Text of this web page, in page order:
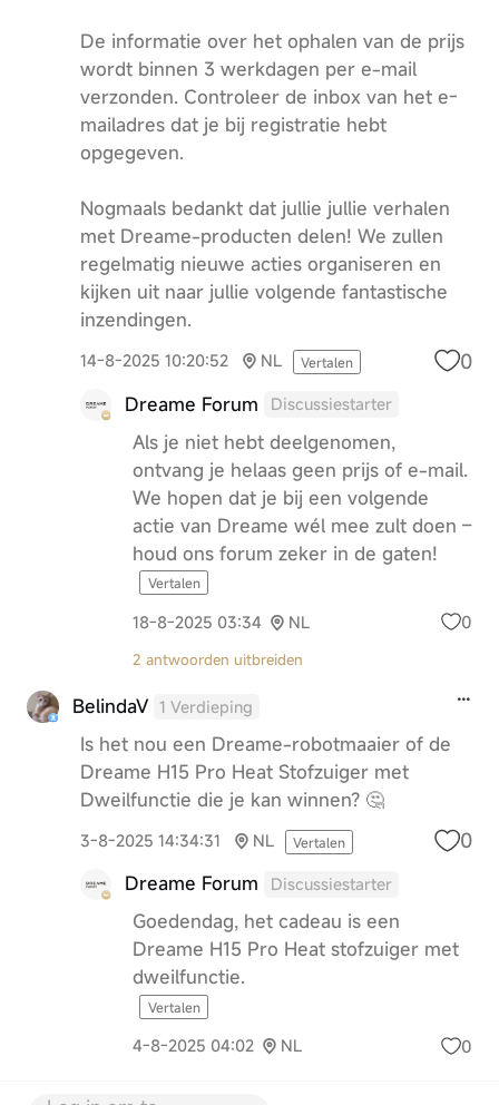
De informatie over het ophalen van de prijs
wordt binnen 3 werkdagen per e-mail
verzonden. Controleer de inbox van het e-
mailadres dat je bij registratie hebt
opgegeven.
Nogmaals bedankt dat jullie jullie verhalen
met Dreame-producten delen! We zullen
regelmatig nieuwe acties organiseren en
kijken uit naar jullie volgende fantastische
inzendingen.
14-8-2025 10:20:52 NL Vertalen 0
Dreame Forum Discussiestarter
Als je niet hebt deelgenomen,
ontvang je helaas geen prijs of e-mail.
We hopen dat je bij een volgende
actie van Dreame wél mee zult doen –
houd ons forum zeker in de gaten!
Vertalen
18-8-2025 03:34 NL 0
2 antwoorden uitbreiden
BelindaV 1 Verdieping
Is het nou een Dreame-robotmaaier of de
Dreame H15 Pro Heat Stofzuiger met
Dweilfunctie die je kan winnen? 🤔
3-8-2025 14:34:31 NL Vertalen 0
Dreame Forum Discussiestarter
Goedendag, het cadeau is een
Dreame H15 Pro Heat stofzuiger met
dweilfunctie.
Vertalen
4-8-2025 04:02 NL 0